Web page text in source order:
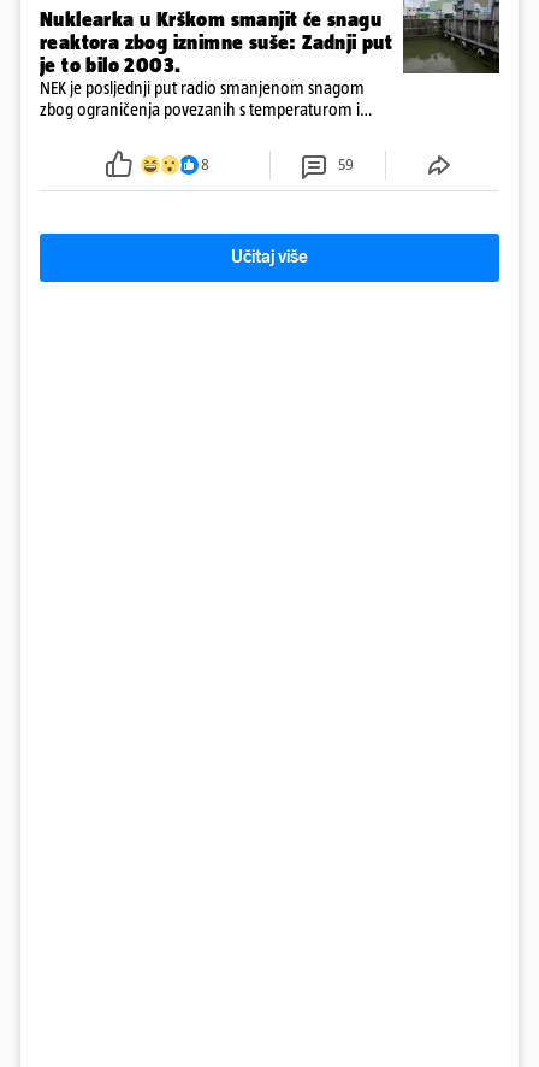
Nuklearka u Krškom smanjit će snagu
reaktora zbog iznimne suše: Zadnji put
je to bilo 2003.
NEK je posljednji put radio smanjenom snagom
zbog ograničenja povezanih s temperaturom i
smanjenje snage bilo potrebno više od 90 dana.
8 59
Učitaj više